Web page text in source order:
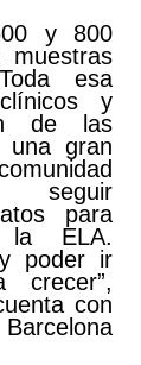
y 800
muestras
esa
y
de las
una gran
seguir
para
la ELA.
poder ir
crecer”,
con